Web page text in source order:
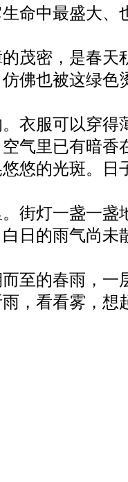
命中最盛大、
茂密，是春天
佛也被这绿色
衣服可以穿得
气里已有暗香
悠的光斑。日
街灯一盏一盏
日的雨气尚未
至的春雨，一
，看看雾，想